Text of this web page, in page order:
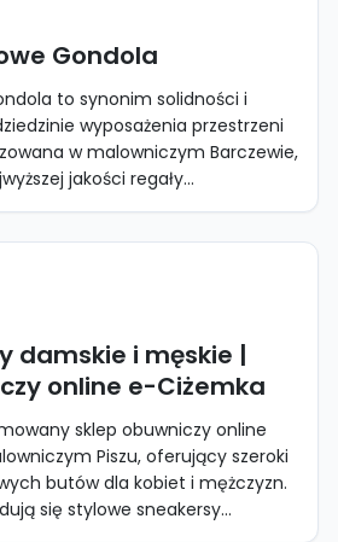
Gondola
to synonim solidności i
wyposażenia przestrzeni
w malowniczym Barczewie,
jakości regały...
damskie i męskie |
online e-Ciżemka
sklep obuwniczy online
Piszu, oferujący szeroki
butów dla kobiet i mężczyzn.
się stylowe sneakersy...